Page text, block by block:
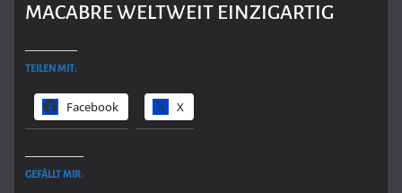
MACABRE WELTWEIT EINZIGARTIG
TEILEN MIT:
Facebook X
GEFÄLLT MIR: